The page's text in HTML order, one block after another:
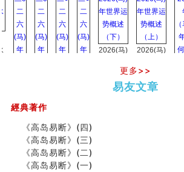
玄空本义(十一)
家居常見風水形煞及化解方法 (三)
天要下雨娘要嫁人
预测开店怎么样
一篇文章解答八字命理所有困惑
姓名字义玄机藏凶吉
玄空本义(十)
六爻占卜预测考试结果
四墓库真诠
套房風水怎麼看？ 租屋風水禁忌有哪些
2026(马)
2026(马)
势概述
（上）
更多>>
易友文章
經典著作
《高岛易断》(四)
《高岛易断》(三)
《高岛易断》(二)
《高岛易断》(一)